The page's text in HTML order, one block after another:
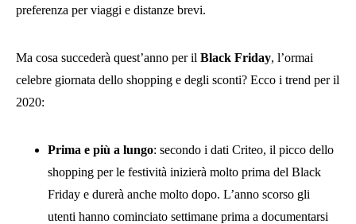
preferenza per viaggi e distanze brevi.
Ma cosa succederà quest’anno per il Black Friday, l’ormai
celebre giornata dello shopping e degli sconti? Ecco i trend per il
2020:
Prima e più a lungo: secondo i dati Criteo, il picco dello
shopping per le festività inizierà molto prima del Black
Friday e durerà anche molto dopo. L’anno scorso gli
utenti hanno cominciato settimane prima a documentarsi